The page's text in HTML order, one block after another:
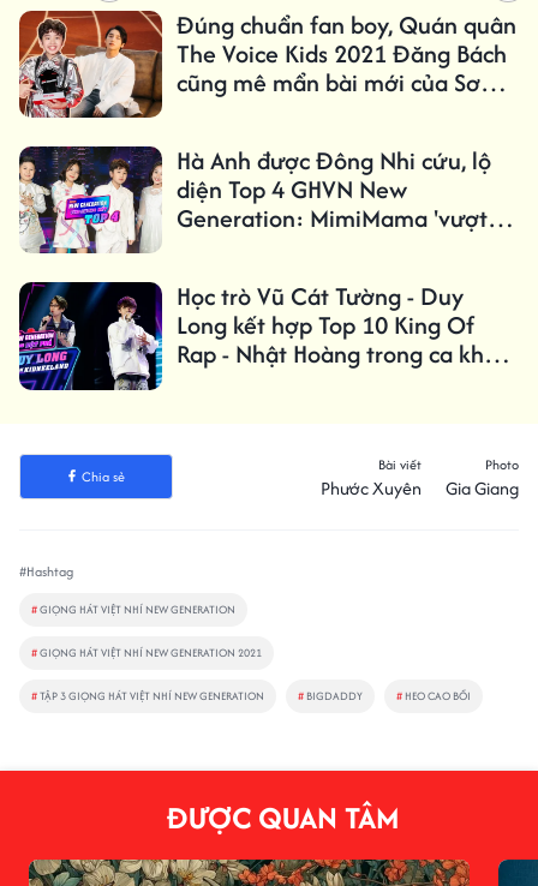
Đúng chuẩn fan boy, Quán quân
The Voice Kids 2021 Đăng Bách
cũng mê mẩn bài mới của Sơn
Hà Anh được Đông Nhi cứu, lộ
diện Top 4 GHVN New
Generation: MimiMama 'vượt
Học trò Vũ Cát Tường - Duy
Long kết hợp Top 10 King Of
Rap - Nhật Hoàng trong ca khúc
Chia sẻ
Bài viết
Phước Xuyên
Photo
Gia Giang
#Hashtag
#GIỌNG HÁT VIỆT NHÍ NEW GENERATION
#GIỌNG HÁT VIỆT NHÍ NEW GENERATION 2021
#TẬP 3 GIỌNG HÁT VIỆT NHÍ NEW GENERATION # BIGDADDY # HEO CAO BỒI
ĐƯỢC QUAN TÂM